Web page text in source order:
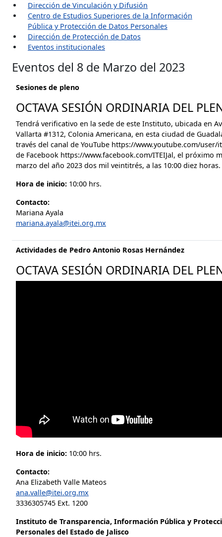
Dirección de Vinculación y Difusión
Centro de Estudios Superiores de la Información
Pública y Protección de Datos Personales
Dirección de Protección de Datos
Eventos institucionales
Eventos del 8 de Marzo del 2023
Sesiones de pleno
OCTAVA SESIÓN ORDINARIA DEL
Tendrá verificativo en la sede de este Instituto, ubicada en
Vallarta #1312, Colonia Americana, en esta ciudad de
través del canal de YouTube https://www.youtube.com/user/
de Facebook https://www.facebook.com/ITEIJal, el próximo
marzo del año 2023 dos mil veintitrés, a las 10:00 diez horas.
Hora de inicio: 10:00 hrs.
Contacto:
Mariana Ayala
mariana.ayala@itei.org.mx
Actividades de Pedro Antonio Rosas Hernández
OCTAVA SESIÓN ORDINARIA DEL
Hora de inicio: 10:00 hrs.
Contacto:
Ana Elizabeth Valle Mateos
ana.valle@itei.org.mx
3336305745 Ext. 1200
Instituto de Transparencia, Información Pública y
Personales del Estado de Jalisco